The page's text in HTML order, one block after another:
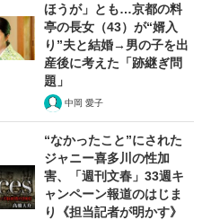
ほうが」とも…京都の料
亭の長女（43）が“婿入
り”夫と結婚→男の子を出
産後に考えた「跡継ぎ問
題」
中岡 愛子
“なかったこと”にされた
ジャニー喜多川の性加
害、「週刊文春」33週キ
ャンペーン報道のはじま
り《担当記者が明かす》